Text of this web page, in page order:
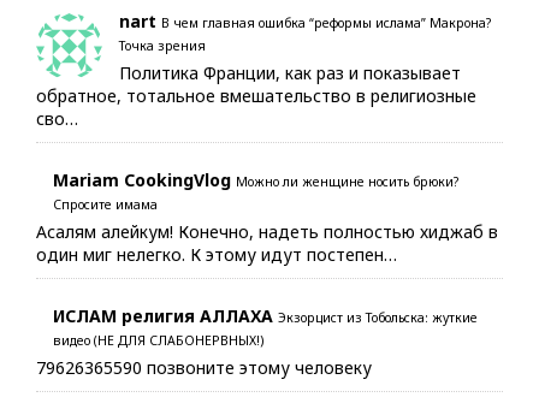
nart В чем главная ошибка “реформы ислама” Макрона?
Точка зрения
Политика Франции, как раз и показывает
обратное, тотальное вмешательство в религиозные
сво…
Mariam CookingVlog Можно ли женщине носить брюки?
Спросите имама
Асалям алейкум! Конечно, надеть полностью хиджаб в
один миг нелегко. К этому идут постепен…
ИСЛАМ религия АЛЛАХА Экзорцист из Тобольска: жуткие
видео (НЕ ДЛЯ СЛАБОНЕРВНЫХ!)
79626365590 позвоните этому человеку